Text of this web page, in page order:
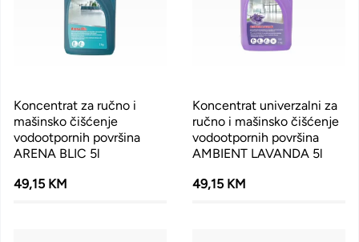
Koncentrat za ručno i
mašinsko čišćenje
vodootpornih površina
ARENA BLIC 5l
49,15 KM
Koncentrat univerzalni za
ručno i mašinsko čišćenje
vodootpornih površina
AMBIENT LAVANDA 5l
49,15 KM